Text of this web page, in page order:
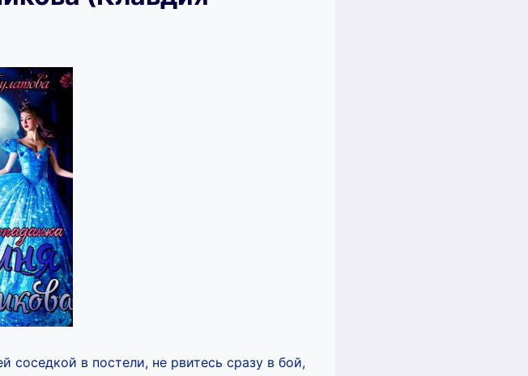
соседкой в постели, не рвитесь сразу в бой,